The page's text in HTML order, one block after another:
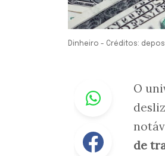
Dinheiro - Créditos:
Whastapp
Facebook
O
de